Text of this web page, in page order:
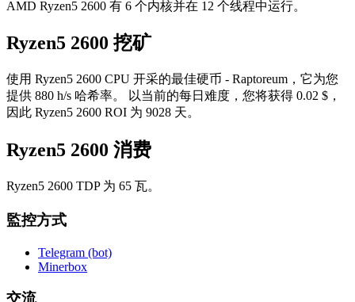
AMD Ryzen5 2600 有 6 个内核并在 12 个线程中运行。
Ryzen5 2600 挖矿
使用 Ryzen5 2600 CPU 开采的最佳硬币 - Raptoreum，它为您
提供 880 h/s 哈希率。 以当前的每日难度，您将获得 0.02 $，
因此 Ryzen5 2600 ROI 为 9028 天。
Ryzen5 2600 消费
Ryzen5 2600 TDP 为 65 瓦。
監控方式
Telegram (bot)
Minerbox
交流